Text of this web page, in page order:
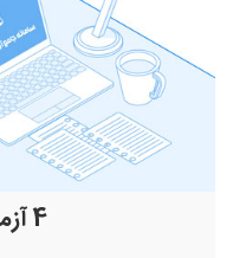
4 آزمون آزمایشی جامع سردفتری